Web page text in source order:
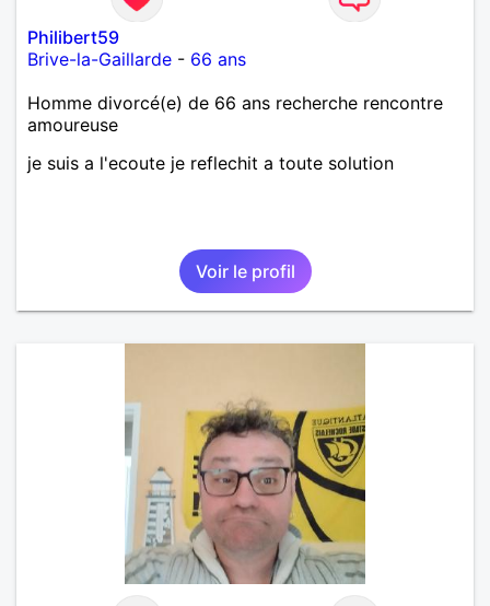
Philibert59
Brive-la-Gaillarde - 66 ans
Homme divorcé(e) de 66 ans recherche rencontre
amoureuse
je suis a l'ecoute je reflechit a toute solution
Voir le profil